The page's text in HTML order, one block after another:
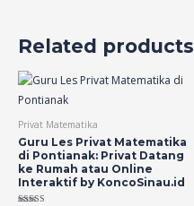
Related products
Privat Matematika
Guru Les Privat Matematika
di Pontianak: Privat Datang
ke Rumah atau Online
Interaktif by KoncoSinau.id